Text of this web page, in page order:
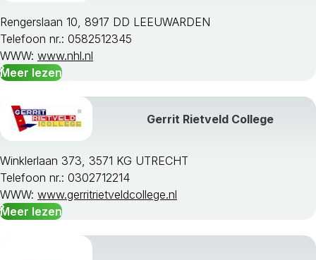
Rengerslaan 10, 8917 DD LEEUWARDEN
Telefoon nr.: 0582512345
WWW: www.nhl.nl
Meer lezen
Gerrit Rietveld College
Winklerlaan 373, 3571 KG UTRECHT
Telefoon nr.: 0302712214
WWW: www.gerritrietveldcollege.nl
Meer lezen